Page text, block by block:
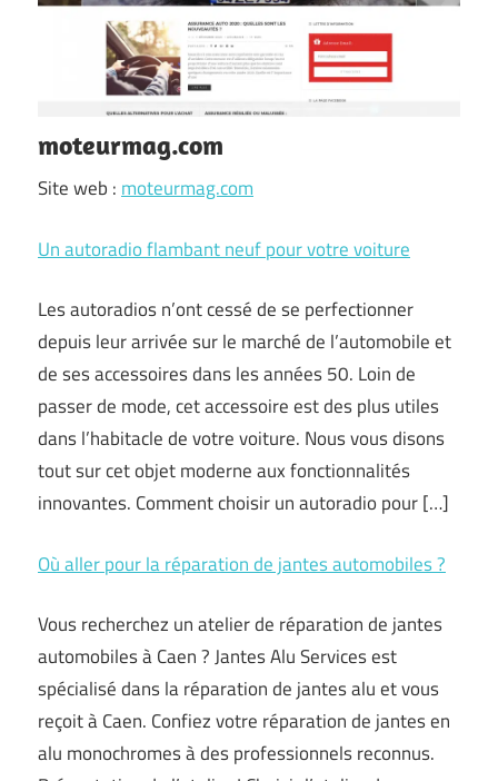
moteurmag.com
Site web : moteurmag.com
Un autoradio flambant neuf pour votre voiture
Les autoradios n’ont cessé de se perfectionner
depuis leur arrivée sur le marché de l’automobile et
de ses accessoires dans les années 50. Loin de
passer de mode, cet accessoire est des plus utiles
dans l’habitacle de votre voiture. Nous vous disons
tout sur cet objet moderne aux fonctionnalités
innovantes. Comment choisir un autoradio pour […]
Où aller pour la réparation de jantes automobiles ?
Vous recherchez un atelier de réparation de jantes
automobiles à Caen ? Jantes Alu Services est
spécialisé dans la réparation de jantes alu et vous
reçoit à Caen. Confiez votre réparation de jantes en
alu monochromes à des professionnels reconnus.